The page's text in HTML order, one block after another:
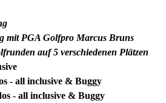
mit PGA Golfpro Marcus Bruns
auf 5 verschiedenen Plätzen
- all inclusive & Buggy
- all inclusive & Buggy